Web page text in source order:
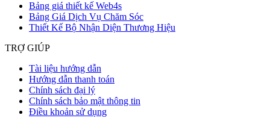
Bảng giá thiết kế Web4s
Bảng Giá Dịch Vụ Chăm Sóc
Thiết Kế Bộ Nhận Diện Thương Hiệu
TRỢ GIÚP
Tài liệu hướng dẫn
Hướng dẫn thanh toán
Chính sách đại lý
Chính sách bảo mật thông tin
Điều khoản sử dụng